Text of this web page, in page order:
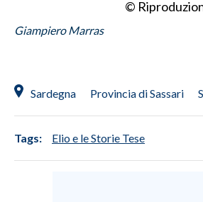
©
Giampiero Marras
Sardegna Provincia di Sassari
Tags: Elio e le Storie Tese